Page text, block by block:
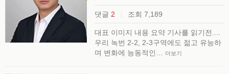
댓글 2 조회 7,189
대표 이미지 내용 요약 기사를 읽기전....
우리 녹번 2-2, 2-3구역에도 젊고 유능하
며 변화에 능동적인… 더보기